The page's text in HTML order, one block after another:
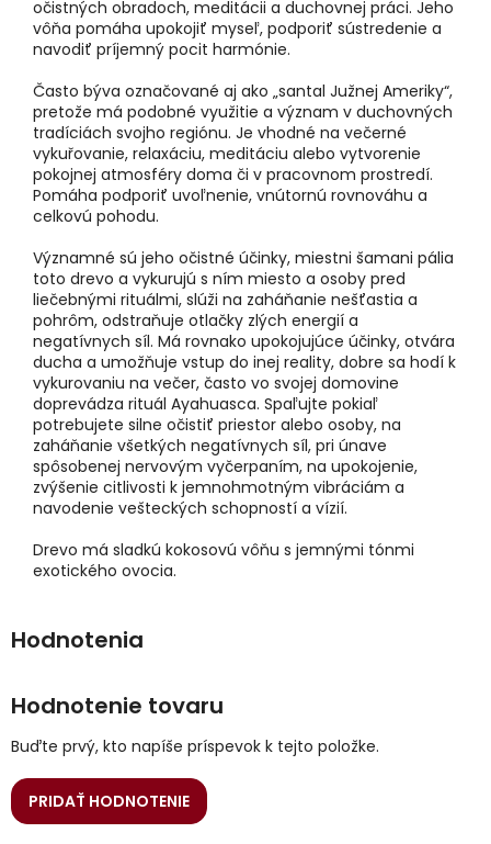
očistných obradoch, meditácii a duchovnej práci. Jeho
vôňa pomáha upokojiť myseľ, podporiť sústredenie a
navodiť príjemný pocit harmónie.
Často býva označované aj ako „santal Južnej Ameriky“,
pretože má podobné využitie a význam v duchovných
tradíciách svojho regiónu. Je vhodné na večerné
vykuřovanie, relaxáciu, meditáciu alebo vytvorenie
pokojnej atmosféry doma či v pracovnom prostredí.
Pomáha podporiť uvoľnenie, vnútornú rovnováhu a
celkovú pohodu.
Významné sú jeho očistné účinky, miestni šamani pália
toto drevo a vykurujú s ním miesto a osoby pred
liečebnými rituálmi, slúži na zaháňanie nešťastia a
pohrôm, odstraňuje otlačky zlých energií a
negatívnych síl. Má rovnako upokojujúce účinky, otvára
ducha a umožňuje vstup do inej reality, dobre sa hodí k
vykurovaniu na večer, často vo svojej domovine
doprevádza rituál Ayahuasca. Spaľujte pokiaľ
potrebujete silne očistiť priestor alebo osoby, na
zaháňanie všetkých negatívnych síl, pri únave
spôsobenej nervovým vyčerpaním, na upokojenie,
zvýšenie citlivosti k jemnohmotným vibráciám a
navodenie vešteckých schopností a vízií.
Drevo má sladkú kokosovú vôňu s jemnými tónmi
exotického ovocia.
Hodnotenie tovaru
Buďte prvý, kto napíše príspevok k tejto položke.
PRIDAŤ HODNOTENIE